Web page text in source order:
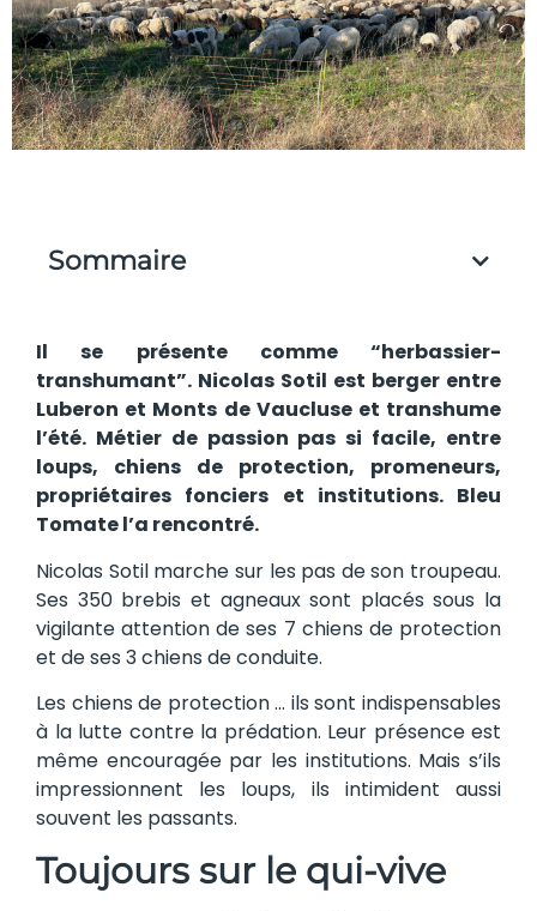
Sommaire
Il se présente comme “herbassier-
transhumant”. Nicolas Sotil est berger entre
Luberon et Monts de Vaucluse et transhume
l’été. Métier de passion pas si facile, entre
loups, chiens de protection, promeneurs,
propriétaires fonciers et institutions. Bleu
Tomate l’a rencontré.
Nicolas Sotil marche sur les pas de son troupeau.
Ses 350 brebis et agneaux sont placés sous la
vigilante attention de ses 7 chiens de protection
et de ses 3 chiens de conduite.
Les chiens de protection … ils sont indispensables
à la lutte contre la prédation. Leur présence est
même encouragée par les institutions. Mais s’ils
impressionnent les loups, ils intimident aussi
souvent les passants.
Toujours sur le qui-vive